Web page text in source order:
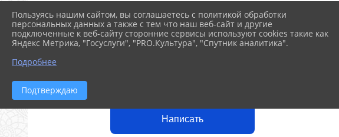
«Пушкинской карты» или
приобретением билетов?
как улучшить работу
Написать
Пользуясь нашим сайтом, вы соглашаетесь с политикой обработки
персональных данных а также с тем что наш веб-сайт и другие
подключенные к веб-сайту сторонние сервисы используют cookies такие как
Яндекс Метрика, "Госуслуги", "PRO.Культура", "Спутник аналитика".
Подробнее
Подтверждаю